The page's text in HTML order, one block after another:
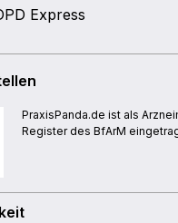
PraxisPanda.de ist als
Register des BfArM